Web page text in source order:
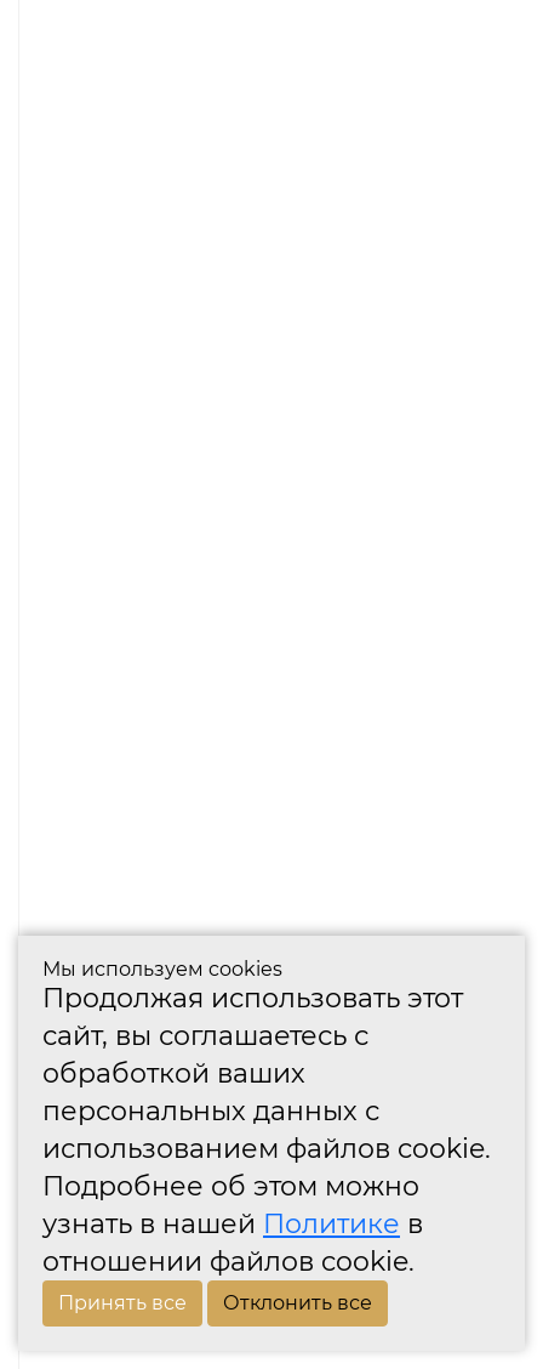
Мы используем cookies
Продолжая использовать этот
сайт, вы соглашаетесь с
обработкой ваших
персональных данных с
использованием файлов cookie.
Подробнее об этом можно
узнать в нашей Политике в
отношении файлов cookie.
Принять все Отклонить все